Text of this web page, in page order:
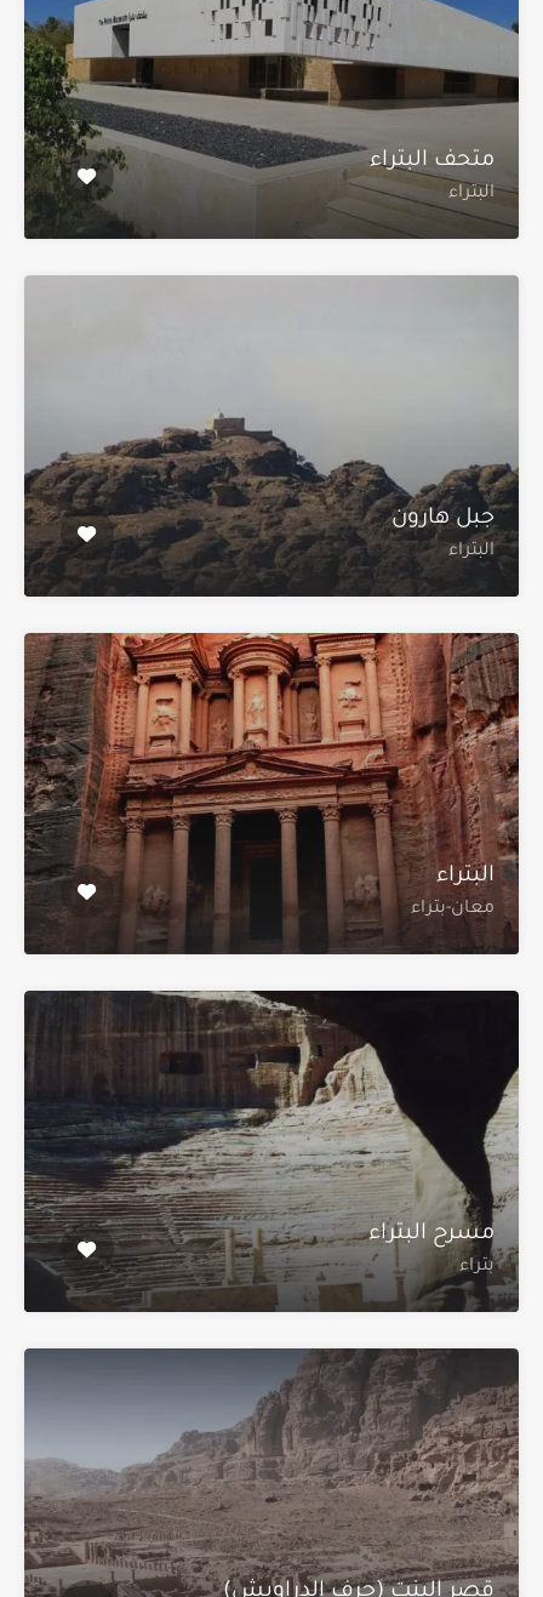
متحف البتراء
البتراء
جبل هارون
البتراء
البتراء
معان-بتراء
مسرح البتراء
بتراء
قصر البنت (جرف الدراويش)